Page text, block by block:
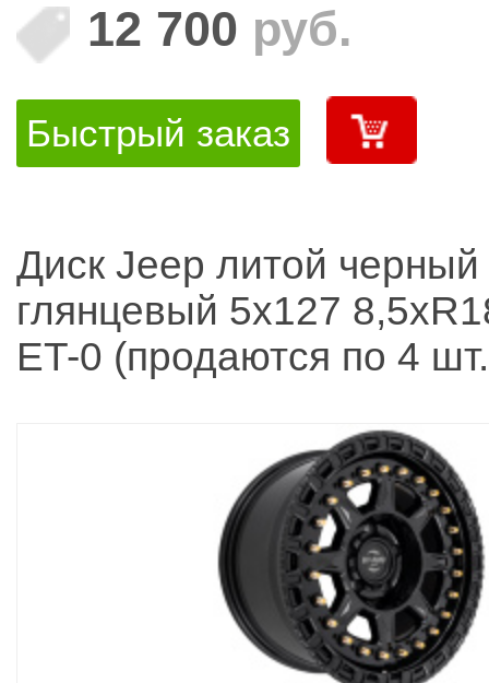
12 700 руб.
Быстрый заказ
Диск Jeep литой черный
глянцевый 5x127
ET-0 (продаются по 4